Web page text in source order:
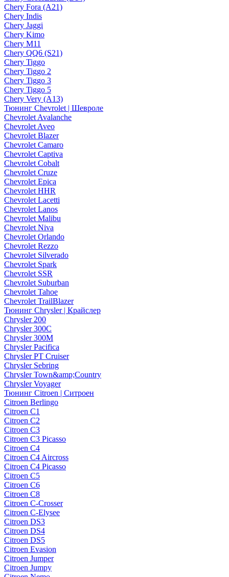
Chery Fora (A21)
Chery Indis
Chery Jaggi
Chery Kimo
Chery M11
Chery QQ6 (S21)
Chery Tiggo
Chery Tiggo 2
Chery Tiggo 3
Chery Tiggo 5
Chery Very (A13)
Тюнинг Chevrolet | Шевроле
Chevrolet Avalanche
Chevrolet Aveo
Chevrolet Blazer
Chevrolet Camaro
Chevrolet Captiva
Chevrolet Cobalt
Chevrolet Cruze
Chevrolet Epica
Chevrolet HHR
Chevrolet Lacetti
Chevrolet Lanos
Chevrolet Malibu
Chevrolet Niva
Chevrolet Orlando
Chevrolet Rezzo
Chevrolet Silverado
Chevrolet Spark
Chevrolet SSR
Chevrolet Suburban
Chevrolet Tahoe
Chevrolet TrailBlazer
Тюнинг Chrysler | Крайслер
Chrysler 200
Chrysler 300C
Chrysler 300M
Chrysler Pacifica
Chrysler PT Cruiser
Chrysler Sebring
Chrysler Town&amp;Country
Chrysler Voyager
Тюнинг Citroen | Ситроен
Citroen Berlingo
Citroen C1
Citroen C2
Citroen C3
Citroen C3 Picasso
Citroen C4
Citroen C4 Aircross
Citroen C4 Picasso
Citroen C5
Citroen C6
Citroen C8
Citroen C-Crosser
Citroen C-Elysee
Citroen DS3
Citroen DS4
Citroen DS5
Citroen Evasion
Citroen Jumper
Citroen Jumpy